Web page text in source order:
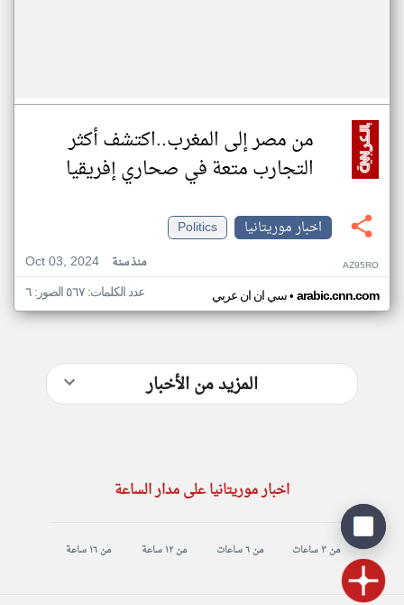
من مصر إلى المغرب..اكتشف أكثر
التجارب متعة في صحاري إفريقيا
اخبار موريتانيا
Politics
Oct 03, 2024
منذ سنة AZ95RO
سي ان ان عربي• arabic.cnn.com عدد الكلمات: ٥٦٧ الصور: ٦
المزيد من الأخبار
اخبار موريتانيا على مدار الساعة
من ٣ ساعات من ٦ ساعات من ١٢ ساعة من ١٦ ساعة